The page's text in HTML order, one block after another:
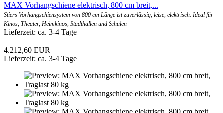
MAX Vorhangschiene elektrisch, 800 cm breit,...
Stiers Vorhangschiensystem von 800 cm Länge ist zuverlässig, leise, elektrisch. Ideal für
Kinos, Theater, Heimkinos, Stadthallen und Schulen
Lieferzeit: ca. 3-4 Tage
4.212,60 EUR
Lieferzeit: ca. 3-4 Tage